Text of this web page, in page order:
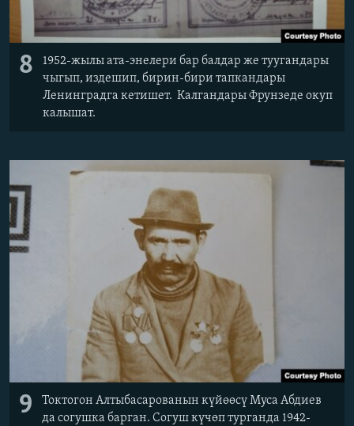
8
1952-жылы ата-энелери бар балдар же туугандары
чыгып, издешип, бирин-бири тапкандары
Ленинградга кетишет. Калгандары Фрунзеде окуп
калышат.
9
Токтогон Алтыбасарованын күйөөсү Муса Абдиев
да согушка барган. Согуш күчөп турганда 1942-